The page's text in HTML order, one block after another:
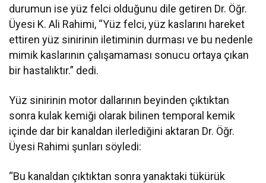
durumun ise yüz felci olduğunu dile getiren Dr. Öğr.
Üyesi K. Ali Rahimi, “Yüz felci, yüz kaslarını hareket
ettiren yüz sinirinin iletiminin durması ve bu nedenle
mimik kaslarının çalışamaması sonucu ortaya çıkan
bir hastalıktır.” dedi.
Yüz sinirinin motor dallarının beyinden çıktıktan
sonra kulak kemiği olarak bilinen temporal kemik
içinde dar bir kanaldan ilerlediğini aktaran Dr. Öğr.
Üyesi Rahimi şunları söyledi:
“Bu kanaldan çıktıktan sonra yanaktaki tükürük